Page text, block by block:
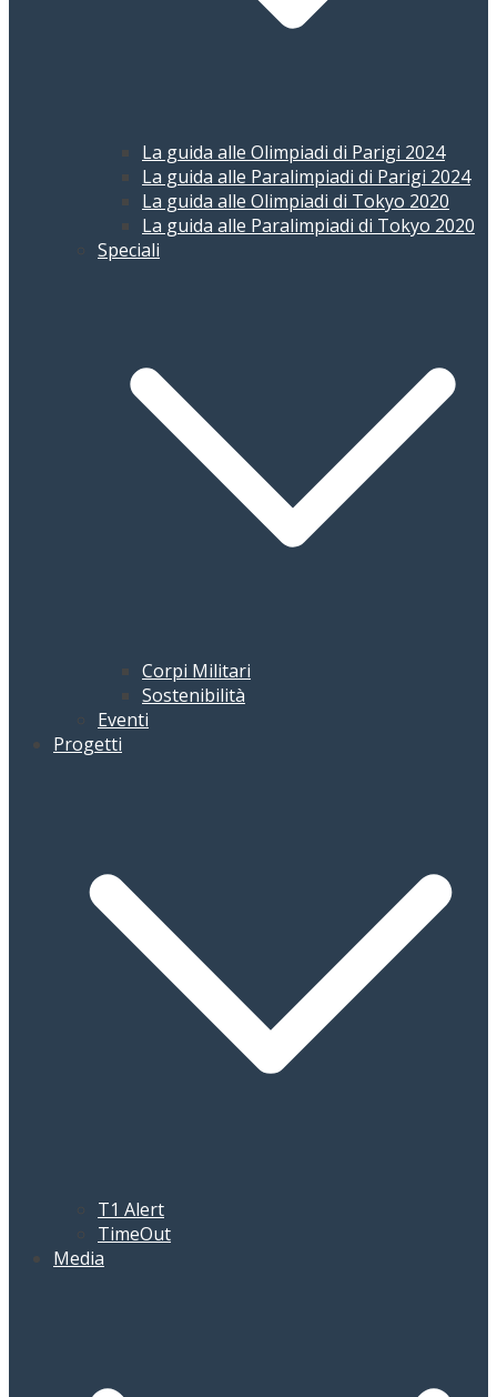
La guida alle Olimpiadi di Parigi 2024
La guida alle Paralimpiadi di Parigi 2024
La guida alle Olimpiadi di Tokyo 2020
La guida alle Paralimpiadi di Tokyo 2020
Speciali
Corpi Militari
Sostenibilità
Eventi
Progetti
T1 Alert
TimeOut
Media